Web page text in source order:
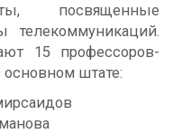
посвященные
телекоммуникаций.
15 профессоров-
основном штате: